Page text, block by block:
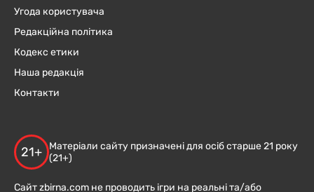
Угода користувача
Редакційна політика
Кодекс етики
Наша редакція
Контакти
21+
Матеріали сайту призначені для осіб старше 21 року
(21+)
Сайт zbirna.com не проводить ігри на реальні та/або